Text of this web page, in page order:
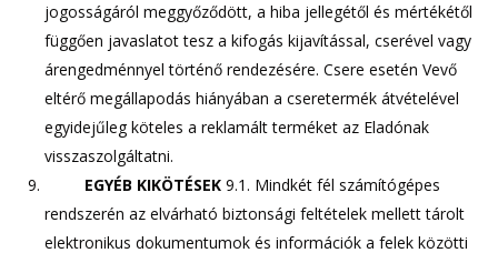
jogosságáról meggyőződött, a hiba jellegétől és mértékétől
függően javaslatot tesz a kifogás kijavítással, cserével vagy
árengedménnyel történő rendezésére. Csere esetén Vevő
eltérő megállapodás hiányában a cseretermék átvételével
egyidejűleg köteles a reklamált terméket az Eladónak
visszaszolgáltatni.
EGYÉB KIKÖTÉSEK 9.1. Mindkét fél számítógépes
rendszerén az elvárható biztonsági feltételek mellett tárolt
elektronikus dokumentumok és információk a felek közötti